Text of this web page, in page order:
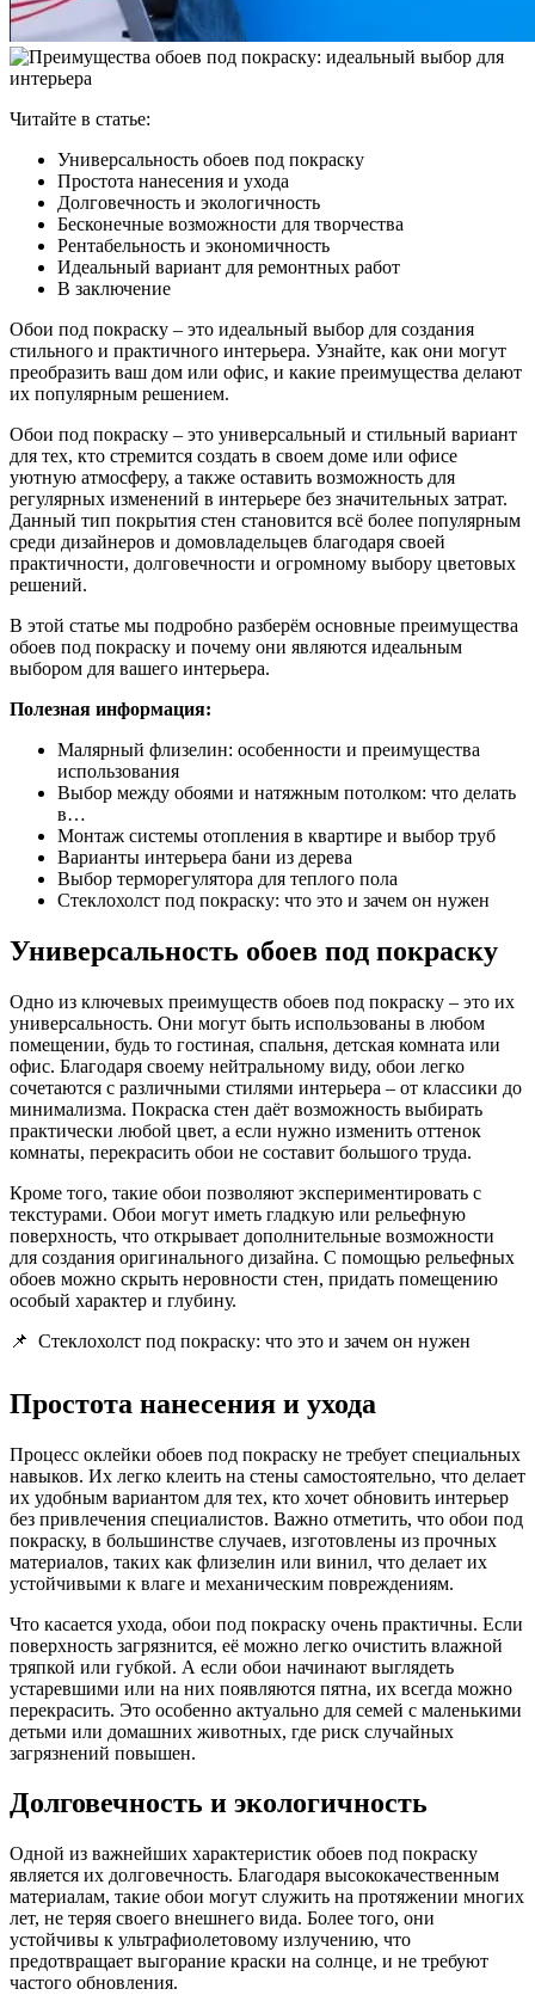
Читайте в статье:
Универсальность обоев под покраску
Простота нанесения и ухода
Долговечность и экологичность
Бесконечные возможности для творчества
Рентабельность и экономичность
Идеальный вариант для ремонтных работ
В заключение
Обои под покраску – это идеальный выбор для создания
стильного и практичного интерьера. Узнайте, как они могут
преобразить ваш дом или офис, и какие преимущества делают
их популярным решением.
Обои под покраску – это универсальный и стильный вариант
для тех, кто стремится создать в своем доме или офисе
уютную атмосферу, а также оставить возможность для
регулярных изменений в интерьере без значительных затрат.
Данный тип покрытия стен становится всё более популярным
среди дизайнеров и домовладельцев благодаря своей
практичности, долговечности и огромному выбору цветовых
решений.
В этой статье мы подробно разберём основные преимущества
обоев под покраску и почему они являются идеальным
выбором для вашего интерьера.
Полезная информация:
Малярный флизелин: особенности и преимущества
использования
Выбор между обоями и натяжным потолком: что делать
в…
Монтаж системы отопления в квартире и выбор труб
Варианты интерьера бани из дерева
Выбор терморегулятора для теплого пола
Стеклохолст под покраску: что это и зачем он нужен
Универсальность обоев под покраску
Одно из ключевых преимуществ обоев под покраску – это их
универсальность. Они могут быть использованы в любом
помещении, будь то гостиная, спальня, детская комната или
офис. Благодаря своему нейтральному виду, обои легко
сочетаются с различными стилями интерьера – от классики до
минимализма. Покраска стен даёт возможность выбирать
практически любой цвет, а если нужно изменить оттенок
комнаты, перекрасить обои не составит большого труда.
Кроме того, такие обои позволяют экспериментировать с
текстурами. Обои могут иметь гладкую или рельефную
поверхность, что открывает дополнительные возможности
для создания оригинального дизайна. С помощью рельефных
обоев можно скрыть неровности стен, придать помещению
особый характер и глубину.
📌 Стеклохолст под покраску: что это и зачем он нужен
Простота нанесения и ухода
Процесс оклейки обоев под покраску не требует специальных
навыков. Их легко клеить на стены самостоятельно, что делает
их удобным вариантом для тех, кто хочет обновить интерьер
без привлечения специалистов. Важно отметить, что обои под
покраску, в большинстве случаев, изготовлены из прочных
материалов, таких как флизелин или винил, что делает их
устойчивыми к влаге и механическим повреждениям.
Что касается ухода, обои под покраску очень практичны. Если
поверхность загрязнится, её можно легко очистить влажной
тряпкой или губкой. А если обои начинают выглядеть
устаревшими или на них появляются пятна, их всегда можно
перекрасить. Это особенно актуально для семей с маленькими
детьми или домашних животных, где риск случайных
загрязнений повышен.
Долговечность и экологичность
Одной из важнейших характеристик обоев под покраску
является их долговечность. Благодаря высококачественным
материалам, такие обои могут служить на протяжении многих
лет, не теряя своего внешнего вида. Более того, они
устойчивы к ультрафиолетовому излучению, что
предотвращает выгорание краски на солнце, и не требуют
частого обновления.